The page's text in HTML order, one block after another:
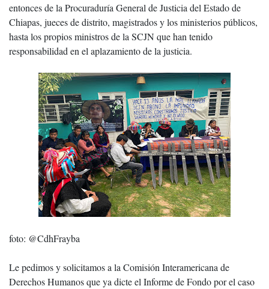
entonces de la Procuraduría General de Justicia del Estado de
Chiapas, jueces de distrito, magistrados y los ministerios públicos,
hasta los propios ministros de la SCJN que han tenido
responsabilidad en el aplazamiento de la justicia.
foto: @CdhFrayba
Le pedimos y solicitamos a la Comisión Interamericana de
Derechos Humanos que ya dicte el Informe de Fondo por el caso